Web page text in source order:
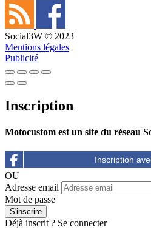
Social3W © 2023
Mentions légales
Publicité
Inscription
Motocustom est un site du réseau
OU
Adresse email
Mot de passe
Déjà inscrit ? Se connecter